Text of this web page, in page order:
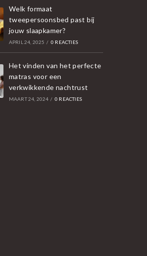
Welk formaat
tweepersoonsbed past bij
jouw slaapkamer?
APRIL 24, 2025 / 0 REACTIES
Het vinden van het perfecte
matras voor een
verkwikkende nachtrust
MAART 24, 2024 / 0 REACTIES